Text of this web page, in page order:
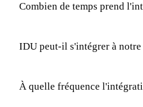
Combien de temps prend
IDU peut-il s'intégrer à notre
À quelle fréquence